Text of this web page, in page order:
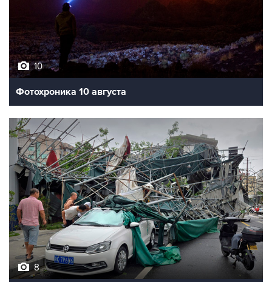
10
Фотохроника 10 августа
8